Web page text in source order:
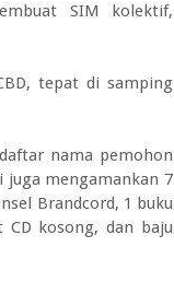
SIM kolektif,
tepat di samping
nama pemohon
mengamankan 7
Brandcord, 1 buku
kosong, dan baju